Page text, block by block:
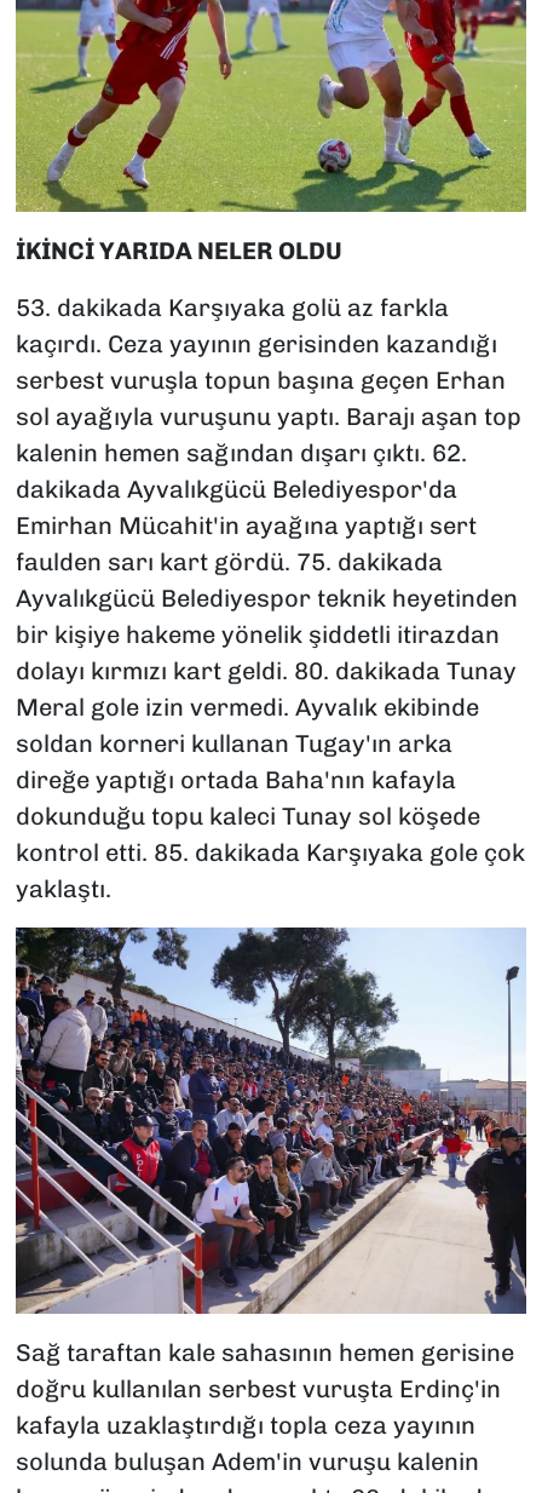
İKİNCİ YARIDA NELER OLDU
53. dakikada Karşıyaka golü az farkla
kaçırdı. Ceza yayının gerisinden kazandığı
serbest vuruşla topun başına geçen Erhan
sol ayağıyla vuruşunu yaptı. Barajı aşan top
kalenin hemen sağından dışarı çıktı. 62.
dakikada Ayvalıkgücü Belediyespor'da
Emirhan Mücahit'in ayağına yaptığı sert
faulden sarı kart gördü. 75. dakikada
Ayvalıkgücü Belediyespor teknik heyetinden
bir kişiye hakeme yönelik şiddetli itirazdan
dolayı kırmızı kart geldi. 80. dakikada Tunay
Meral gole izin vermedi. Ayvalık ekibinde
soldan korneri kullanan Tugay'ın arka
direğe yaptığı ortada Baha'nın kafayla
dokunduğu topu kaleci Tunay sol köşede
kontrol etti. 85. dakikada Karşıyaka gole çok
yaklaştı.
Sağ taraftan kale sahasının hemen gerisine
doğru kullanılan serbest vuruşta Erdinç'in
kafayla uzaklaştırdığı topla ceza yayının
solunda buluşan Adem'in vuruşu kalenin